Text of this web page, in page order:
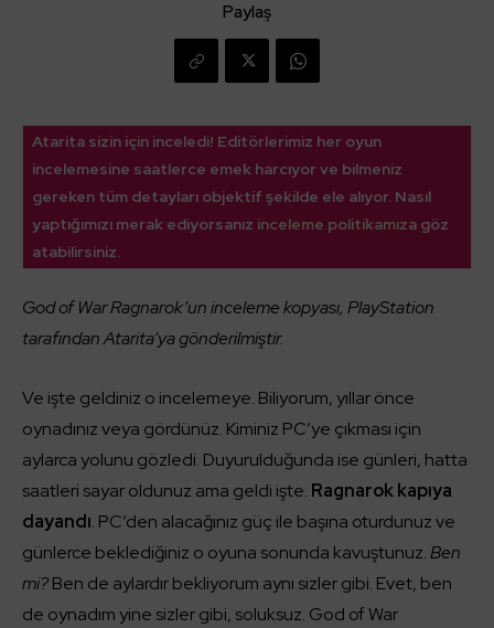
Paylaş
Atarita sizin için inceledi! Editörlerimiz her oyun
incelemesine saatlerce emek harcıyor ve bilmeniz
gereken tüm detayları objektif şekilde ele alıyor. Nasıl
yaptığımızı merak ediyorsanız inceleme politikamıza göz
atabilirsiniz.
God of War Ragnarok’un inceleme kopyası, PlayStation
tarafından Atarita’ya gönderilmiştir.
Ve işte geldiniz o incelemeye. Biliyorum, yıllar önce
oynadınız veya gördünüz. Kiminiz PC’ye çıkması için
aylarca yolunu gözledi. Duyurulduğunda ise günleri, hatta
saatleri sayar oldunuz ama geldi işte. Ragnarok kapıya
dayandı. PC’den alacağınız güç ile başına oturdunuz ve
günlerce beklediğiniz o oyuna sonunda kavuştunuz.Ben
mi?Ben de aylardır bekliyorum aynı sizler gibi. Evet, ben
de oynadım yine sizler gibi, soluksuz. God of War